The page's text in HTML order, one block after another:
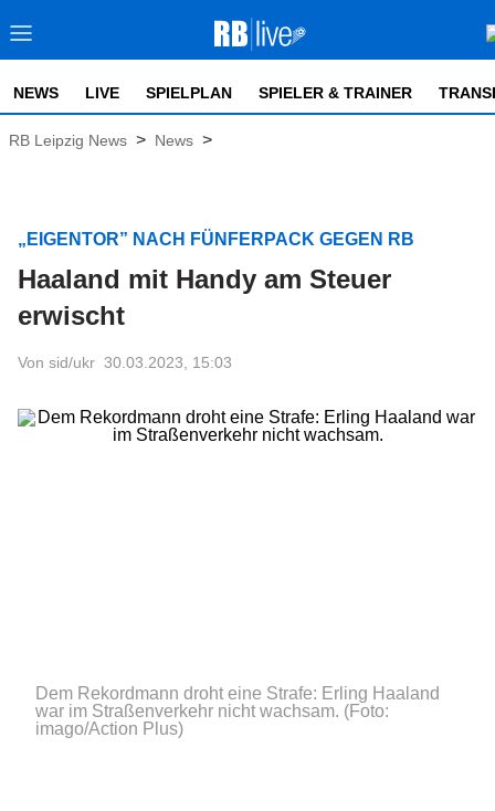
NEWS LIVE SPIELPLAN SPIELER & TRAINER
RB Leipzig News > News >
„EIGENTOR” NACH FÜNFERPACK GEGEN RB
Haaland mit Handy am Steuer
erwischt
Von sid/ukr 30.03.2023, 15:03
Dem Rekordmann droht eine Strafe: Erling Haaland
war im Straßenverkehr nicht wachsam. (Foto:
imago/Action Plus)